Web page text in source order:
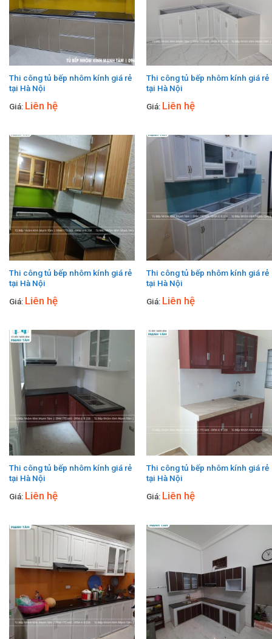
Thi công tủ bếp nhôm kính giá rẻ
tại Hà Nội
Giá: Liên hệ
Thi công tủ bếp nhôm kính giá rẻ
tại Hà Nội
Giá: Liên hệ
Thi công tủ bếp nhôm kính giá rẻ
tại Hà Nội
Giá: Liên hệ
Thi công tủ bếp nhôm kính giá rẻ
tại Hà Nội
Giá: Liên hệ
Thi công tủ bếp nhôm kính giá rẻ
tại Hà Nội
Giá: Liên hệ
Thi công tủ bếp nhôm kính giá rẻ
tại Hà Nội
Giá: Liên hệ